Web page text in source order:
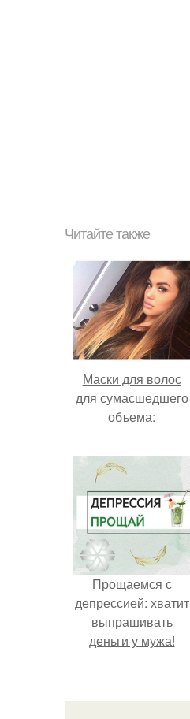
Читайте также
Маски для волос
для сумасшедшего
объема:
Прощаемся с
депрессией: хватит
выпрашивать
деньги у мужа!